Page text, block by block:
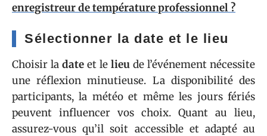
enregistreur de température professionnel ?
Sélectionner la date et le lieu
Choisir la date et le lieu de l’événement nécessite
une réflexion minutieuse. La disponibilité des
participants, la météo et même les jours fériés
peuvent influencer vos choix. Quant au lieu,
assurez-vous qu’il soit accessible et adapté au